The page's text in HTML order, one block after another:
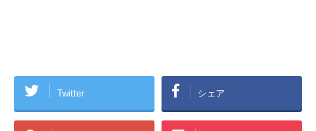
Twitter シェア